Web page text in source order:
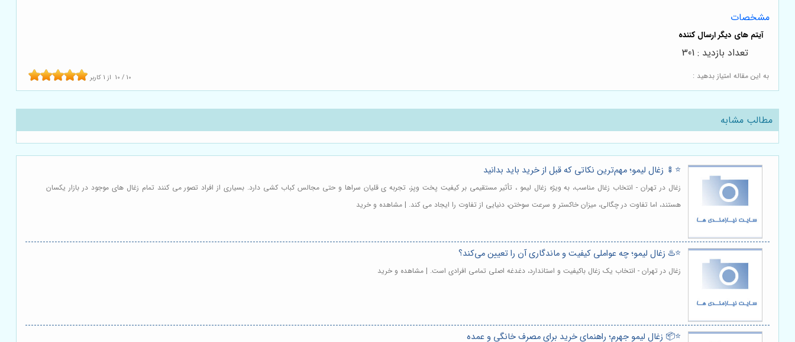
مشخصات
به این مقاله امتیاز بدهید : 10 / 10 از 1 کاربر
تعداد بازدید : 301
مطالب مشابه
⭐️🍢 زغال لیمو؛ مهم‌ترین نکاتی که قبل از خرید باید بدانید
زغال در تهران - انتخاب زغال مناسب، به ویژه زغال لیمو ، تأثیر مستقیمی بر کیفیت پخت وپز، تجربه ی قلیان سراها و حتی مجالس کباب کشی دارد. بسیاری از افراد تصور می کنند تمام زغال های موجود در بازار یکسان
هستند، اما تفاوت در چگالی، میزان خاکستر و سرعت سوختن، دنیایی از تفاوت را ایجاد می کند. | مشاهده و خرید
⭐️♨️ زغال لیمو؛ چه عواملی کیفیت و ماندگاری آن را تعیین می‌کند؟
زغال در تهران - انتخاب یک زغال باکیفیت و استاندارد، دغدغه اصلی تمامی افرادی است. | مشاهده و خرید
⭐️📦 زغال لیمو جهرم؛ راهنمای خرید برای مصرف خانگی و عمده